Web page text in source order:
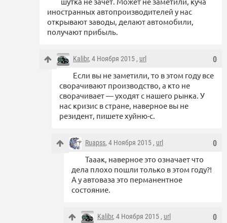
иностранных автопроизводителей у нас
открывают заводы, делают автомобили,
получают прибыль.
0
Kalibr, 4 Ноября 2015 , url
Если вы не заметили, то в этом году все
сворачивают производство, а кто не
сворачивает — уходят с нашего рынка. У
нас кризис в стране, наверное вы не
резидент, пишете хуйню-с.
0
Ruapss, 4 Ноября 2015 , url
Тааак, наверное это означает что
дела плохо пошли только в этом году?!
А у автоваза это перманентное
состояние.
0
Kalibr, 4 Ноября 2015 , url